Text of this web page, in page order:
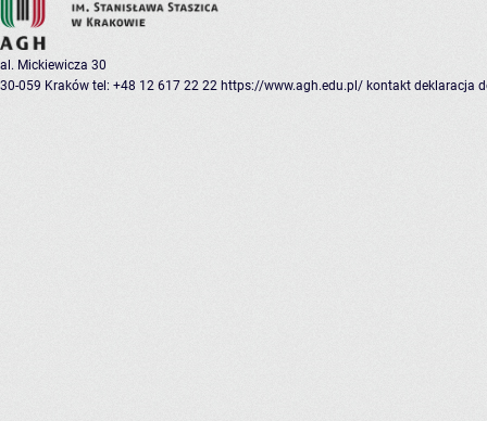
al. Mickiewicza 30
30-059 Kraków tel: +48 12 617 22 22 https://www.agh.edu.pl/ kontakt deklaracja